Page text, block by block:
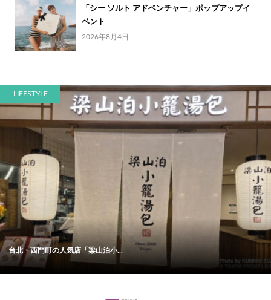
「シー ソルト アドベンチャー」ポップアップイ
ベント
2026年8月4日
LIFESTYLE
台北・西門町の人気店「梁山泊小...